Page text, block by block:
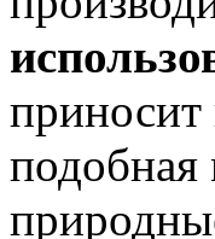
приносит
подобная